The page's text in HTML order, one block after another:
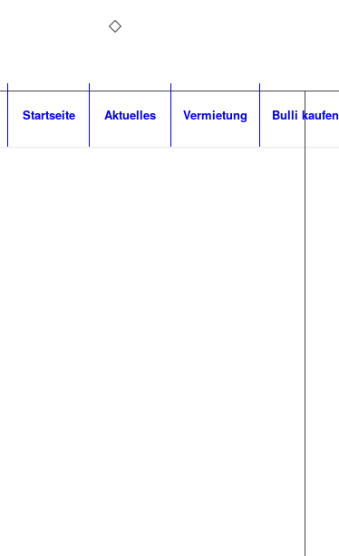
Startseite Aktuelles Vermietung Bulli kaufen